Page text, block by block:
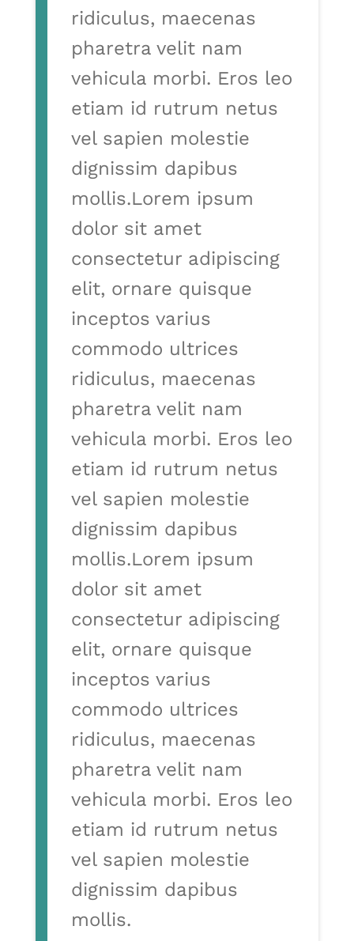
ridiculus, maecenas
pharetra velit nam
vehicula morbi. Eros leo
etiam id rutrum netus
vel sapien molestie
dignissim dapibus
mollis.Lorem ipsum
dolor sit amet
consectetur adipiscing
elit, ornare quisque
inceptos varius
commodo ultrices
ridiculus, maecenas
pharetra velit nam
vehicula morbi. Eros leo
etiam id rutrum netus
vel sapien molestie
dignissim dapibus
mollis.Lorem ipsum
dolor sit amet
consectetur adipiscing
elit, ornare quisque
inceptos varius
commodo ultrices
ridiculus, maecenas
pharetra velit nam
vehicula morbi. Eros leo
etiam id rutrum netus
vel sapien molestie
dignissim dapibus
mollis.